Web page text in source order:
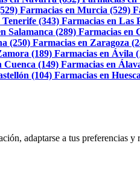
Farmacias en Murcia (529)
(343) Farmacias en Las
Salamanca (289) Farmacias en
(250) Farmacias en Zaragoza
(189) Farmacias en Ávila
Cuenca (149) Farmacias en
(104) Farmacias en
adaptarse a tus preferencias